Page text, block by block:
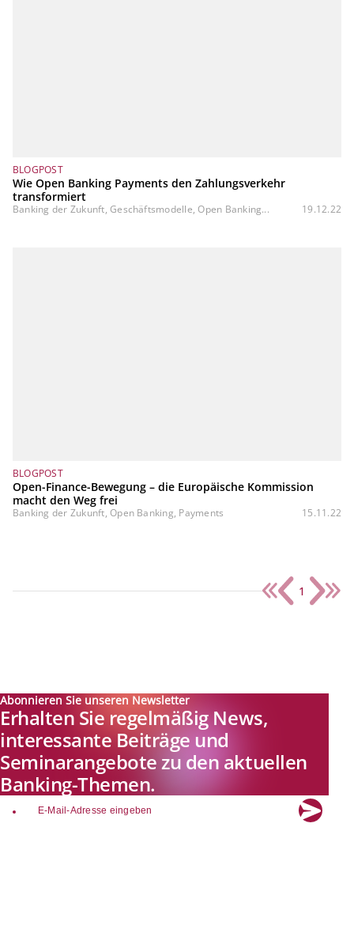
BLOGPOST
Wie Open Banking Payments den Zahlungsverkehr
transformiert
Banking der Zukunft, Geschäftsmodelle, Open Banking... 19.12.22
BLOGPOST
Open-Finance-Bewegung – die Europäische Kommission
macht den Weg frei
Banking der Zukunft, Open Banking, Payments 15.11.22
1
Abonnieren Sie unseren Newsletter
Erhalten Sie regelmäßig News,
interessante Beiträge und
Seminarangebote zu den aktuellen
Banking-Themen.
email